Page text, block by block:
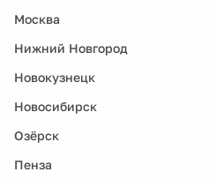
Москва
Нижний Новгород
Новокузнецк
Новосибирск
Озёрск
Пенза